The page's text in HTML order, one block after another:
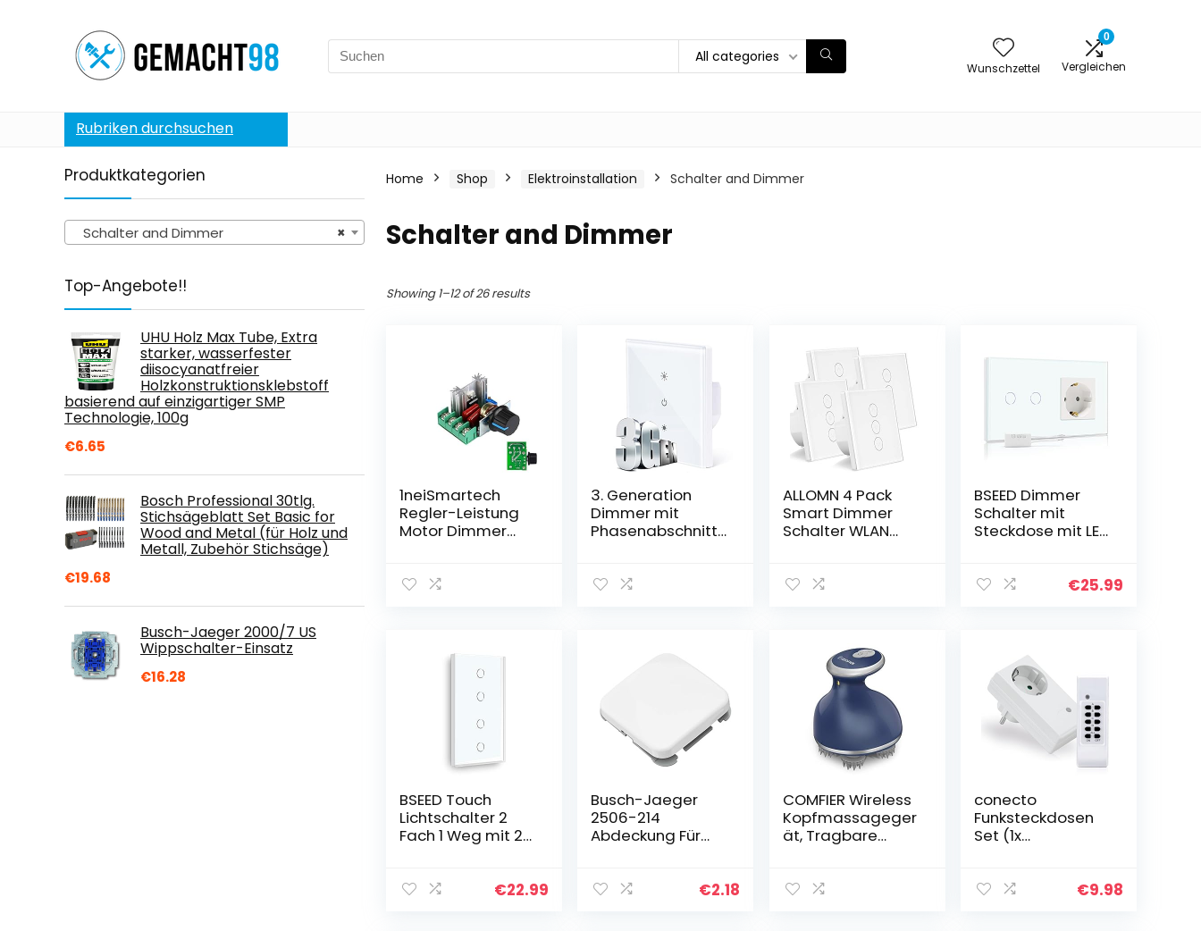
Search
for:
All categories
Wunschzettel
0
Vergleichen
Rubriken durchsuchen
Produktkategorien
×
Schalter and Dimmer
Top-Angebote!!
UHU Holz Max Tube, Extra
starker, wasserfester
diisocyanatfreier
Holzkonstruktionsklebstoff
basierend auf einzigartiger SMP
Technologie, 100g
€6.65
Bosch Professional 30tlg.
Stichsägeblatt Set Basic for
Wood and Metal (für Holz und
Metall, Zubehör Stichsäge)
€19.68
Busch-Jaeger 2000/7 US
Wippschalter-Einsatz
€16.28
Home Shop Elektroinstallation Schalter and Dimmer
Schalter and Dimmer
Showing 1–12 of 26 results
1neiSmartech
Regler-Leistung
Motor Dimmer
Elektrische
Einstellung
Thermostat
Ausgang Variable
3. Generation
Dimmer mit
Phasenabschnitts
WLAN-
Dimmtechnologie
, 1 Kanal 230V,
Phasenanschnitts
ALLOMN 4 Pack
Smart Dimmer
Schalter WLAN
Arbeit mit
Timing Funktion,
2.4GHz Netzwerk
(Neutralleitung
Erforderlich)
BSEED Dimmer
Schalter mit
Steckdose mit LED
Das Sensorfeld
Lichtschalter
Weiß
€25.99
BSEED Touch
Lichtschalter 2
Fach 1 Weg mit 2
Glasscheibe 3-
€22.99
Busch-Jaeger
2506-214
Abdeckung Für
Taster
€2.18
COMFIER Wireless
Kopfmassageger
ät, Tragbare
Massageköpfen
conecto
Funksteckdosen
Set (1x
g), Indoor, weiß
€9.98